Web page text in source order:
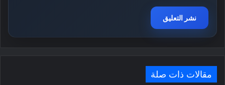
مقالات ذات صلة